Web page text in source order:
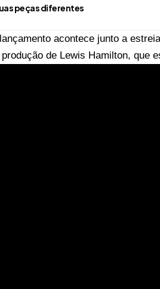
peças diferentes
acontece junto a
de Lewis Hamilton, que